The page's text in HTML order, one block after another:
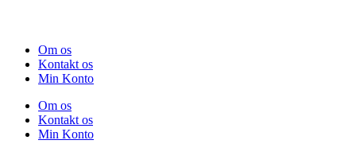
Om os
Kontakt os
Min Konto
Om os
Kontakt os
Min Konto